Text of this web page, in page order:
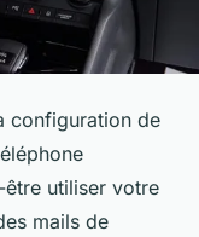
configuration de
être utiliser votre
mails de